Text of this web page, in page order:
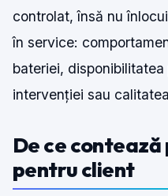
controlat, însă nu
în service:
bateriei,
intervenției sau
De ce
pentru client